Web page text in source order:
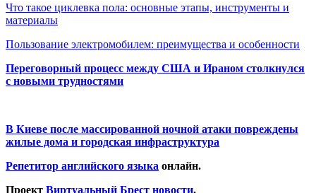
Что такое циклевка пола: основные этапы, инструменты и
материалы
Пользование электромобилем: преимущества и особенности
Переговорный процесс между США и Ираном столкнулся
с новыми трудностями
В Киеве после массированной ночной атаки повреждены
жилые дома и городская инфраструктура
Репетитор английского языка онлайн.
Проект Виртуальный Брест новости.